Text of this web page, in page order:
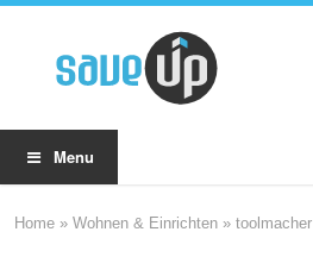
Menu
Home »Wohnen & Einrichten »toolmacher